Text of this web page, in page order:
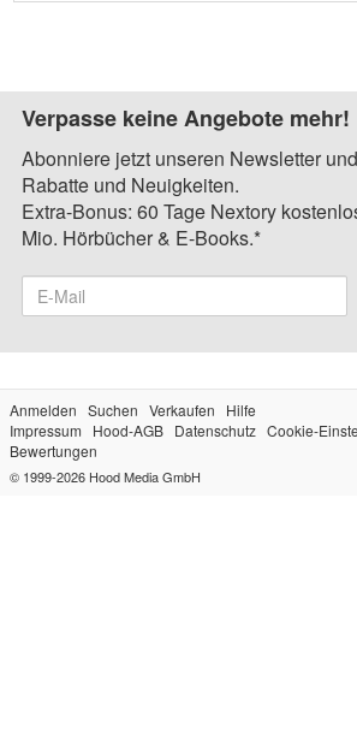
Verpasse keine Angebote mehr!
Abonniere jetzt unseren Newsletter
Rabatte und Neuigkeiten.
Extra-Bonus: 60 Tage Nextory
Mio. Hörbücher & E-Books.*
Anmelden Suchen Verkaufen
Hilfe
Impressum
Hood-AGB Datenschutz Cookie-
Bewertungen
© 1999-2026 Hood Media GmbH